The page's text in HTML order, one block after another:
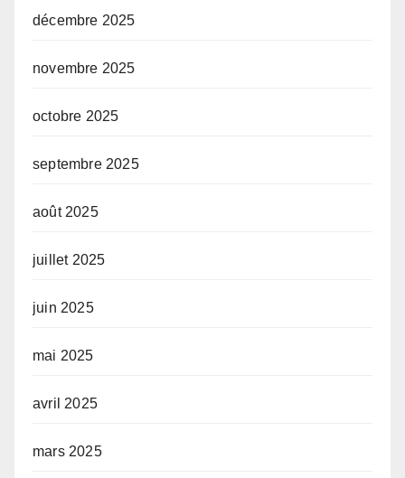
décembre 2025
novembre 2025
octobre 2025
septembre 2025
août 2025
juillet 2025
juin 2025
mai 2025
avril 2025
mars 2025